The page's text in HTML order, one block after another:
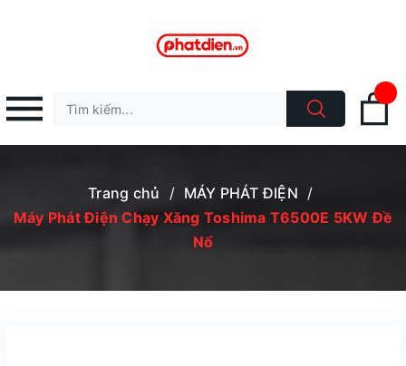
Trang chủ / MÁY PHÁT ĐIỆN /
Máy Phát Điện Chạy Xăng Toshima T6500E 5KW Đề
Nổ